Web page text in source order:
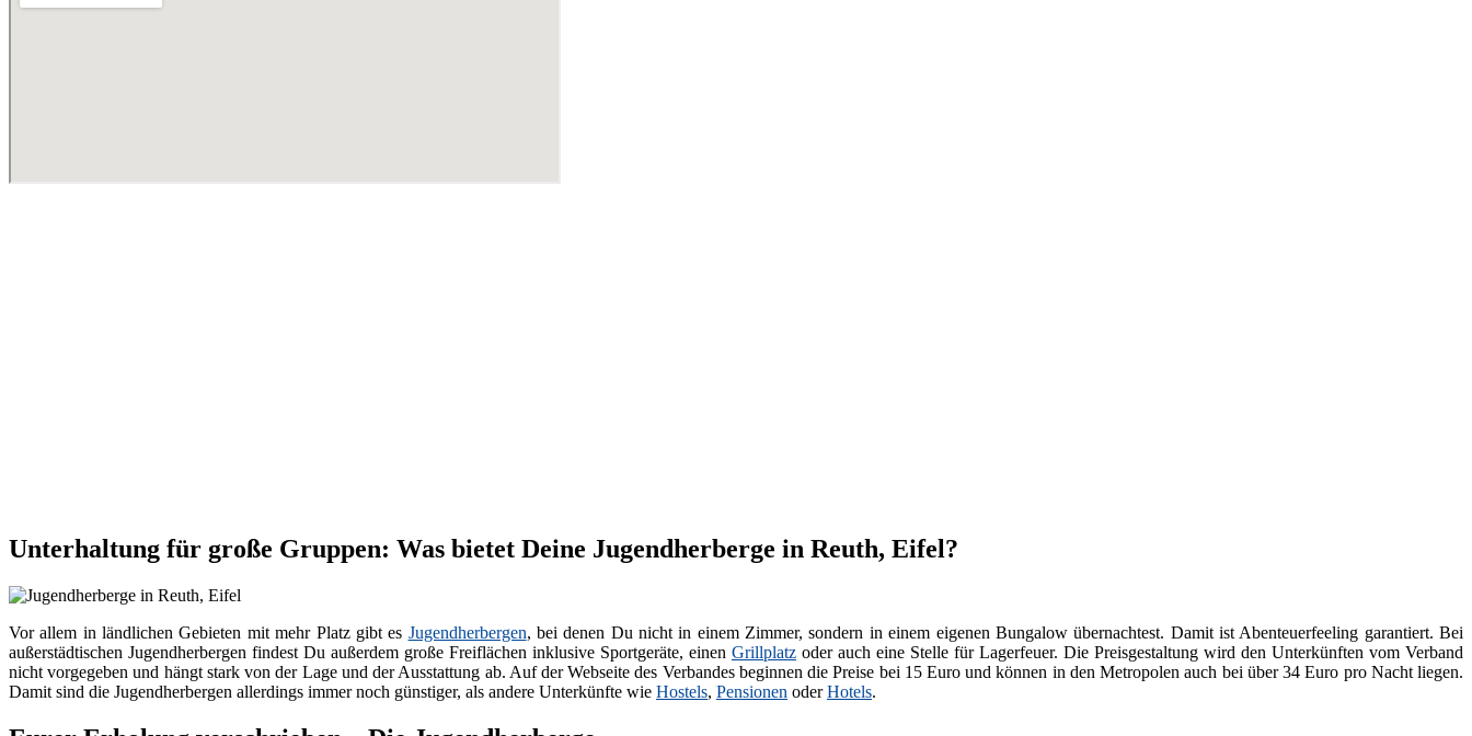
Unterhaltung für große Gruppen: Was bietet Deine Jugendherberge in Reuth, Eifel?
Vor allem in ländlichen Gebieten mit mehr Platz gibt es Jugendherbergen, bei denen Du nicht in einem Zimmer, sondern in einem eigenen Bungalow übernachtest. Damit ist Abenteuerfeeling garantiert. Bei
außerstädtischen Jugendherbergen findest Du außerdem große Freiflächen inklusive Sportgeräte, einen Grillplatz oder auch eine Stelle für Lagerfeuer. Die Preisgestaltung wird den Unterkünften vom Verband
nicht vorgegeben und hängt stark von der Lage und der Ausstattung ab. Auf der Webseite des Verbandes beginnen die Preise bei 15 Euro und können in den Metropolen auch bei über 34 Euro pro Nacht liegen.
Damit sind die Jugendherbergen allerdings immer noch günstiger, als andere Unterkünfte wie Hostels, Pensionen oderHotels.